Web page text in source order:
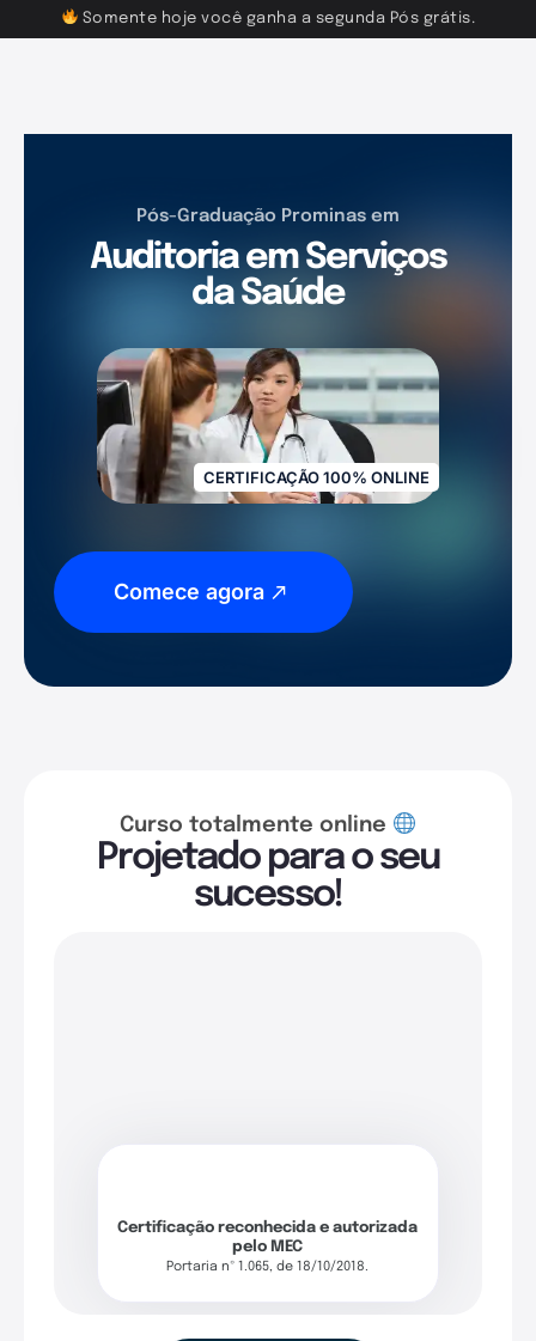
Somente hoje você ganha a segunda Pós grátis.
Pós-Graduação Prominas em
Auditoria em Serviços
da Saúde
CERTIFICAÇÃO 100% ONLINE
Comece agora
Curso totalmente online
Projetado para o seu
sucesso!
Certificação reconhecida e autorizada
pelo MEC
Portaria nº 1.065, de 18/10/2018.